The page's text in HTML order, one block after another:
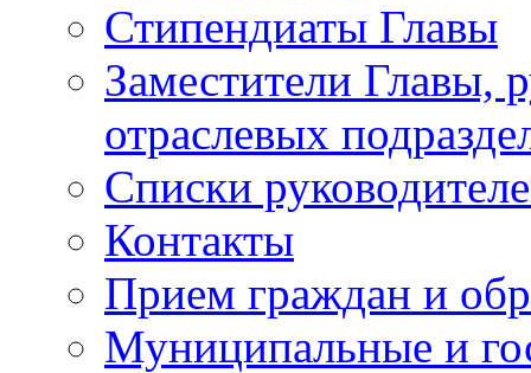
Стипендиаты Главы
Заместители Главы,
отраслевых
Списки
Контакты
Прием граждан и
Муниципальные и